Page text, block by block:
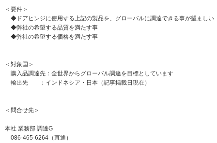
＜要件＞
◆ドアヒンジに使用する上記の製品を、グローバルに調達できる事が望ましい
◆弊社の希望する品質を満たす事
◆弊社の希望する価格を満たす事
＜対象国＞
購入品調達先：全世界からグローバル調達を目標としています
輸出先 ：インドネシア・日本（記事掲載日現在）
＜問合せ先＞
本社 業務部 調達G
086-465-6264（直通）